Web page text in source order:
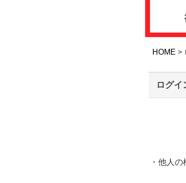
HOME
ログイ
・他人